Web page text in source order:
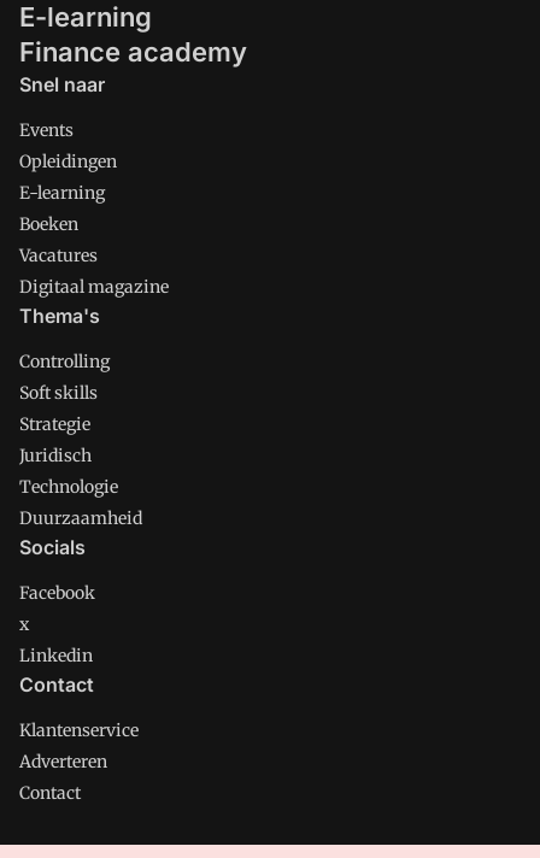
E-learning
Finance academy
Snel naar
Events
Opleidingen
E-learning
Boeken
Vacatures
Digitaal magazine
Thema's
Controlling
Soft skills
Strategie
Juridisch
Technologie
Duurzaamheid
Socials
Facebook
x
Linkedin
Contact
Klantenservice
Adverteren
Contact